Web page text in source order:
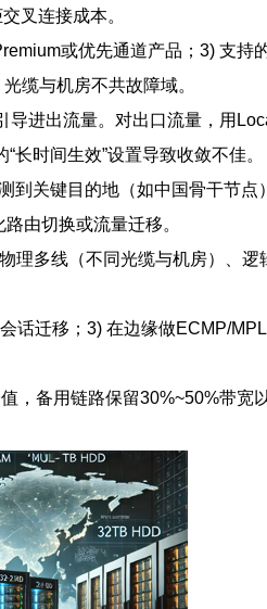
叉连接成本。
或优先通道产品；3) 支持
缆与机房不共故障域。
进出流量。对出口流量，用
时间生效”设置导致收敛不佳。
关键目的地（如中国骨干节
由切换或流量迁移。
多线（不同光缆与机房）、
话迁移；3) 在边缘做ECMP/
，备用链路保留30%~50%带宽